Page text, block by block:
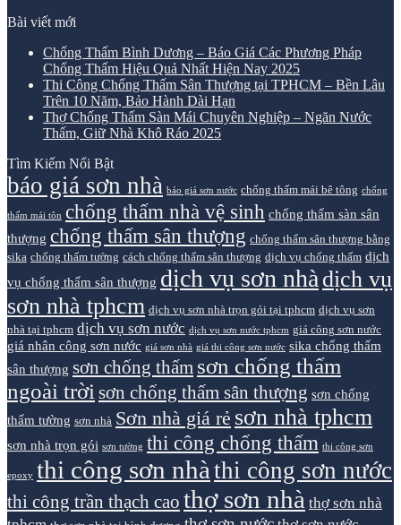
Bài viết mới
Chống Thấm Bình Dương – Báo Giá Các Phương Pháp
Chống Thấm Hiệu Quả Nhất Hiện Nay 2025
Thi Công Chống Thấm Sân Thượng tại TPHCM – Bền Lâu
Trên 10 Năm, Bảo Hành Dài Hạn
Thợ Chống Thấm Sàn Mái Chuyên Nghiệp – Ngăn Nước
Thấm, Giữ Nhà Khô Ráo 2025
Tìm Kiếm Nổi Bật
báo giá sơn nhà báo giá sơn nước chống thấm mái bê tông chống
thấm mái tôn chống thấm nhà vệ sinh chống thấm sàn sân
thượng chống thấm sân thượng chống thấm sân thượng bằng
sika chống thấm tường cách chống thấm sân thượng dịch vụ chống thấm dịch
vụ chống thấm sân thượng dịch vụ sơn nhà dịch vụ
sơn nhà tphcm dịch vụ sơn nhà trọn gói tại tphcm dịch vụ sơn
nhà tại tphcm dịch vụ sơn nước dịch vụ sơn nước tphcm giá công sơn nước
giá nhân công sơn nước giá sơn nhà giá thi công sơn nước sika chống thấm
sân thượng sơn chống thấm sơn chống thấm
ngoài trời sơn chống thấm sân thượng sơn chống
thấm tường sơn nhà Sơn nhà giá rẻ sơn nhà tphcm
sơn nhà trọn gói sơn tường thi công chống thấm thi công sơn
epoxy thi công sơn nhà thi công sơn nước
thi công trần thạch cao thợ sơn nhà thợ sơn nhà